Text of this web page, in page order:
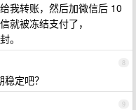
我转账，然后加微信后 10
就被冻结支付了，
。
8
定吧？
9